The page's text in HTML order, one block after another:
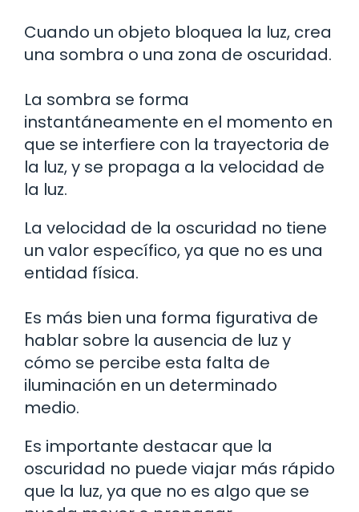
Cuando un objeto bloquea la luz, crea
una sombra o una zona de oscuridad.
La sombra se forma
instantáneamente en el momento en
que se interfiere con la trayectoria de
la luz, y se propaga a la velocidad de
la luz.
La velocidad de la oscuridad no tiene
un valor específico, ya que no es una
entidad física.
Es más bien una forma figurativa de
hablar sobre la ausencia de luz y
cómo se percibe esta falta de
iluminación en un determinado
medio.
Es importante destacar que la
oscuridad no puede viajar más rápido
que la luz, ya que no es algo que se